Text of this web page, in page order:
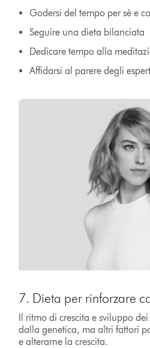
Godersi del tempo per sè e
Seguire una dieta bilanciata
Dedicare tempo alla
Affidarsi al parere degli
7. Dieta per rinforzare
Il ritmo di crescita e sviluppo
dalla genetica, ma altri fattori
e alterarne la crescita.